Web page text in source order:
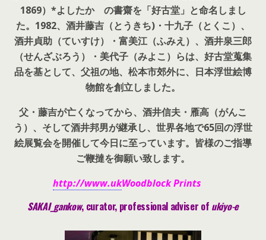
1869）*よしたか の書齋を「好古堂」と命名しまし
た。 1982、酒井藤吉（とうきち)・十九子（とくこ）、
酒井貞助（ていすけ）・富美江（ふみえ）、酒井泉三郎
（せんざぶろう）・美代子（みよこ）らは、好古堂蒐集
品を基として、父祖の地、松本市郊外に、日本浮世絵博
物館を創立しました。
父・藤吉が亡くなってから、酒井信夫・雁高（がんこ
う）、そして酒井邦男が継承し、世界各地で65回の浮世
絵展覧会を開催して今日に至っています。皆様のご指導
ご鞭撻を御願い致します。
http://www.ukWoodblock Prints
SAKAI_gankow, curator, professional adviser of ukiyo-e